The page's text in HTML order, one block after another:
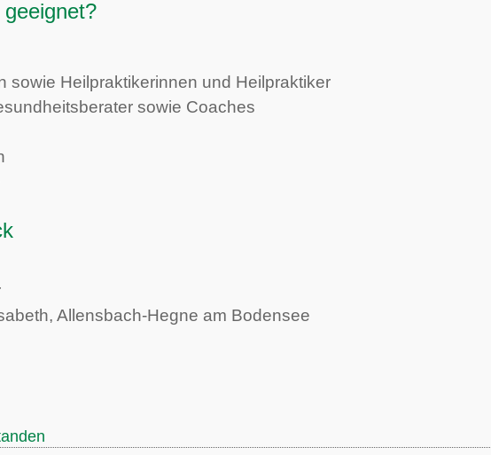
sowie Heilpraktikerinnen und Heilpraktiker
sowie Coaches
Allensbach-Hegne am Bodensee